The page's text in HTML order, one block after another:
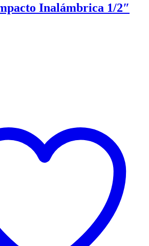
Inalámbrica 1/2″